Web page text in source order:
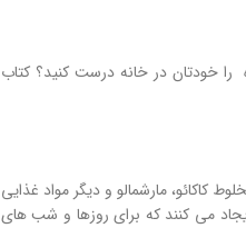
خودتان در خانه درست کنید؟ کتاب
کاکائو، مارشمالو و دیگر مواد غذایی
می کنند که برای روزها و شب های